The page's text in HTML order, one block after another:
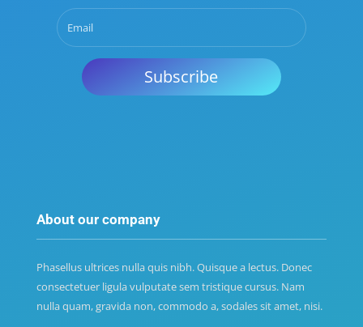
Subscribe
About our company
Phasellus ultrices nulla quis nibh. Quisque a lectus. Donec
consectetuer ligula vulputate sem tristique cursus. Nam
nulla quam, gravida non, commodo a, sodales sit amet, nisi.